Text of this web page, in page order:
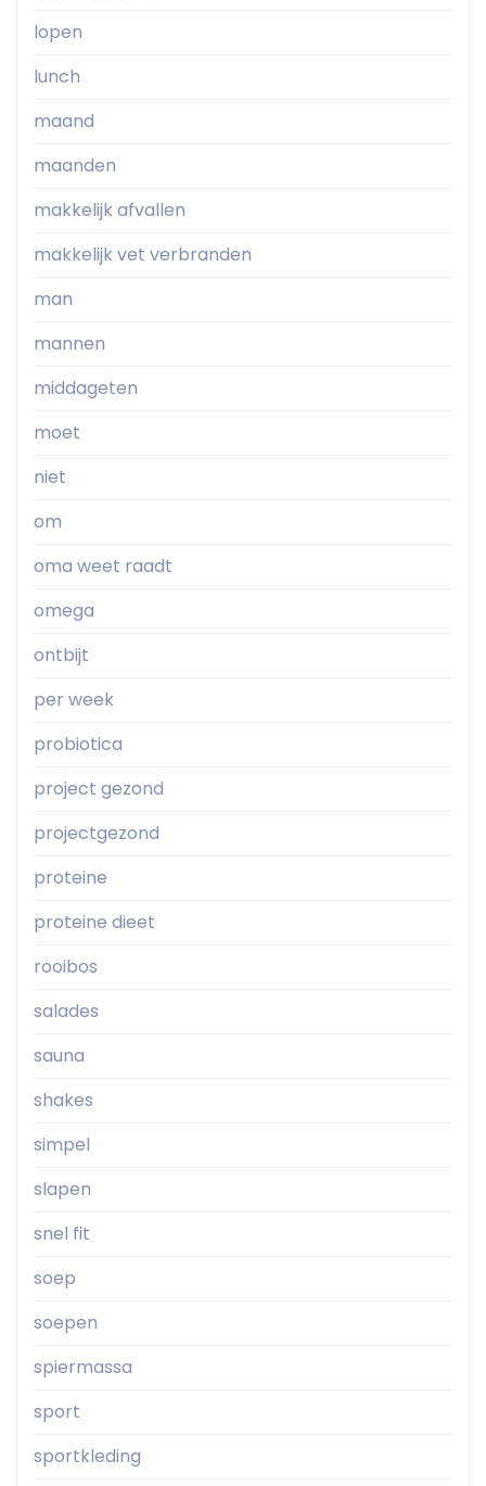
lopen
lunch
maand
maanden
makkelijk afvallen
makkelijk vet verbranden
man
mannen
middageten
moet
niet
om
oma weet raadt
omega
ontbijt
per week
probiotica
project gezond
projectgezond
proteine
proteine dieet
rooibos
salades
sauna
shakes
simpel
slapen
snel fit
soep
soepen
spiermassa
sport
sportkleding